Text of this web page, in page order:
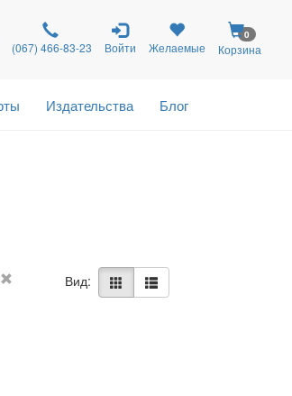
(067) 466-83-23 Войти Желаемые
0
Корзина
Издательства Блог
Вид: